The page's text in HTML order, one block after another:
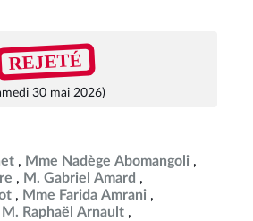
REJETÉ
30 mai 2026)
Mme Nadège Abomangoli
M. Gabriel Amard
Mme Farida Amrani
M. Raphaël Arnault